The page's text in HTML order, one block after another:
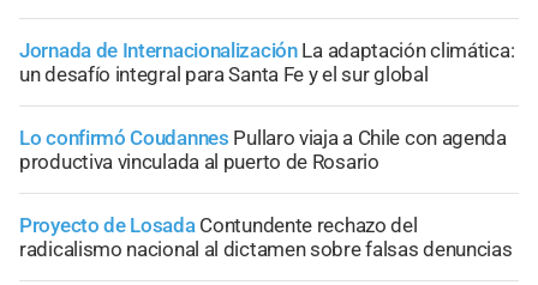
Jornada de Internacionalización La adaptación climática:
un desafío integral para Santa Fe y el sur global
Lo confirmó Coudannes Pullaro viaja a Chile con agenda
productiva vinculada al puerto de Rosario
Proyecto de Losada Contundente rechazo del
radicalismo nacional al dictamen sobre falsas denuncias